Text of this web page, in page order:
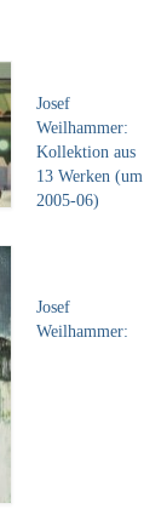
Josef
Weilhammer:
Kollektion aus
13 Werken (um
2005-06)
Josef
Weilhammer: